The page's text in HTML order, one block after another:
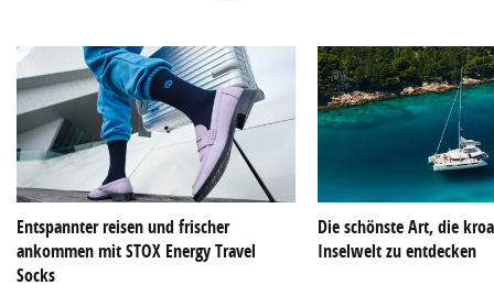
Entspannter reisen und frischer
ankommen mit STOX Energy Travel
Socks
Die schönste Art, die
Inselwelt zu entdecken